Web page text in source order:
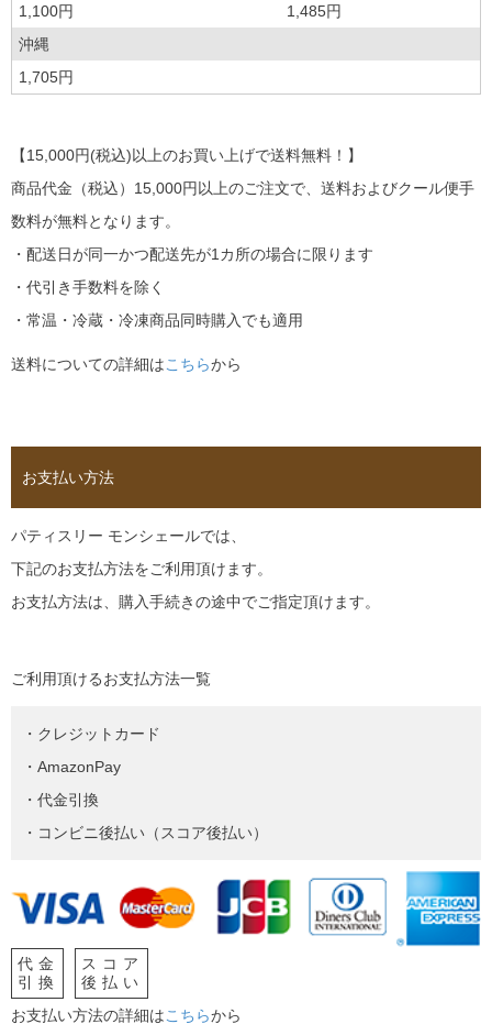
1,100円
1,485円
沖縄
1,705円
【15,000円(税込)以上のお買い上げで送料無料！】
商品代金（税込）15,000円以上のご注文で、送料およびクール便手
数料が無料となります。
・配送日が同一かつ配送先が1カ所の場合に限ります
・代引き手数料を除く
・常温・冷蔵・冷凍商品同時購入でも適用
送料についての詳細はこちらから
お支払い方法
パティスリー モンシェールでは、
下記のお支払方法をご利用頂けます。
お支払方法は、購入手続きの途中でご指定頂けます。
ご利用頂けるお支払方法一覧
・クレジットカード
・AmazonPay
・代金引換
・コンビニ後払い（スコア後払い）
代金
引換
スコア
後払い
お支払い方法の詳細はこちらから